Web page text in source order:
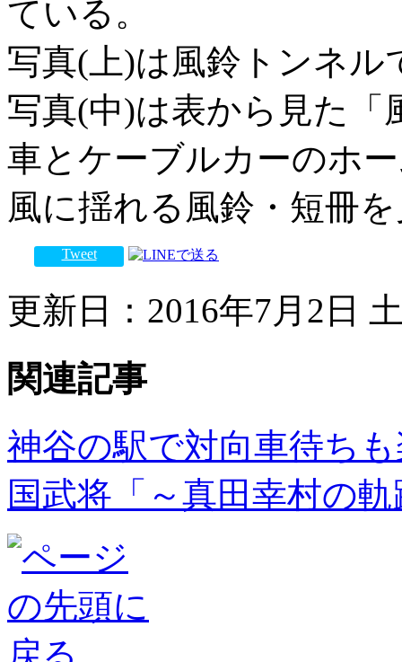
ている。
写真(上)は風鈴トンネ
写真(中)は表から見た「
車とケーブルカーのホ
風に揺れる風鈴・短冊
Tweet
更新日：2016年7月2日
関連記事
神谷の駅で対向車待ち
国武将「～真田幸村の